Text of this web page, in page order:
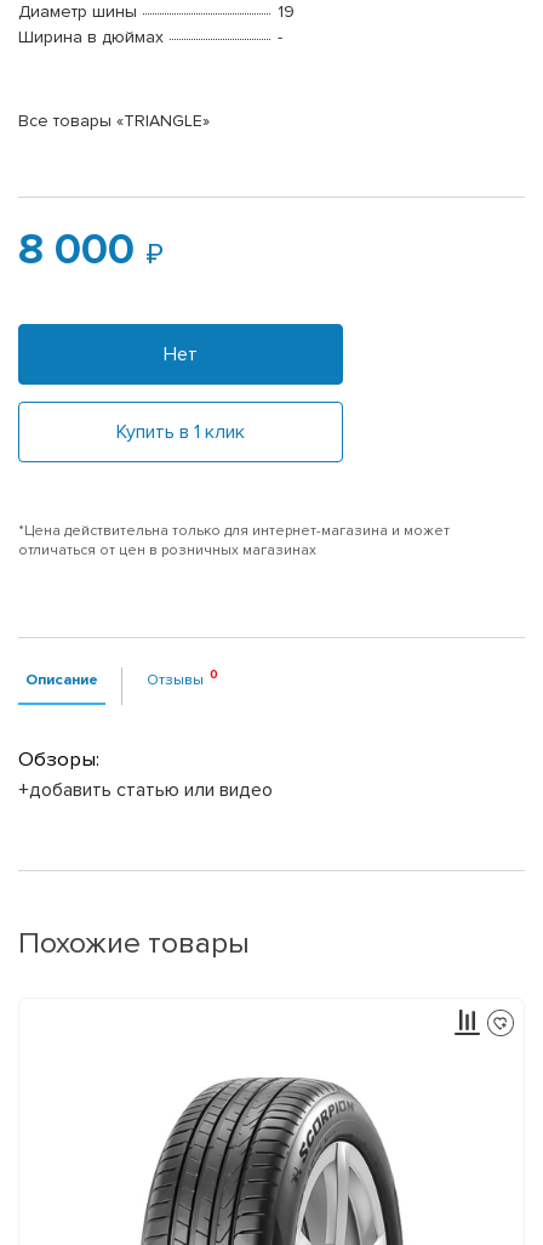
Диаметр шины
19
Ширина в дюймах
-
Все товары «TRIANGLE»
8 000
Нет
Купить в 1 клик
*Цена действительна только для интернет-магазина и может
отличаться от цен в розничных магазинах
Описание Отзывы
Обзоры:
+добавить статью или видео
Похожие товары